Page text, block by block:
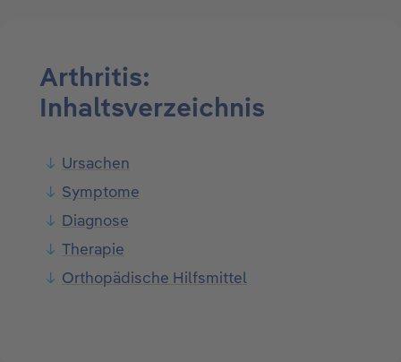
Arthritis:
Inhaltsverzeichnis
Ursachen
Symptome
Diagnose
Therapie
Orthopädische Hilfsmittel